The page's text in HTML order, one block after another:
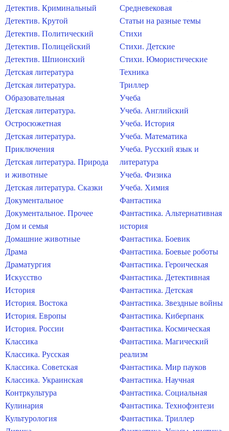
Детектив. Криминальный
Детектив. Крутой
Детектив. Политический
Детектив. Полицейский
Детектив. Шпионский
Детская литература
Детская литература.
Образовательная
Детская литература.
Остросюжетная
Детская литература.
Приключения
Детская литература. Природа
и животные
Детская литература. Сказки
Документальное
Документальное. Прочее
Дом и семья
Домашние животные
Драма
Драматургия
Искусство
История
История. Востока
История. Европы
История. России
Классика
Классика. Русская
Классика. Советская
Классика. Украинская
Контркультура
Кулинария
Культурология
Средневековая
Статьи на разные темы
Стихи
Стихи. Детские
Стихи. Юмористические
Техника
Триллер
Учеба
Учеба. Английский
Учеба. История
Учеба. Математика
Учеба. Русский язык и
литература
Учеба. Физика
Учеба. Химия
Фантастика
Фантастика. Альтернативная
история
Фантастика. Боевик
Фантастика. Боевые роботы
Фантастика. Героическая
Фантастика. Детективная
Фантастика. Детская
Фантастика. Звездные войны
Фантастика. Киберпанк
Фантастика. Космическая
Фантастика. Магический
реализм
Фантастика. Мир пауков
Фантастика. Научная
Фантастика. Социальная
Фантастика. Технофэнтези
Фантастика. Триллер